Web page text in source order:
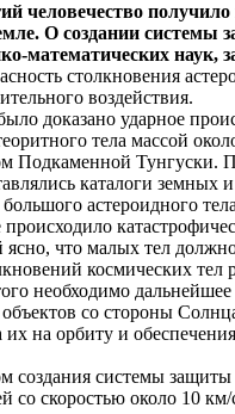
человечество
О создании системы
математических
столкновения
воздействия.
доказано ударное
тела массой
Подкаменной Тунгуски.
каталоги земных
астероидного
происходило
что малых тел
космических
необходимо
со стороны
на орбиту и
создания системы защиты
со скоростью около 10